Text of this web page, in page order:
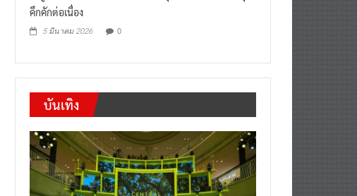
คึกคักต่อเนื่อง
5 มีนาคม 2026 0
บันเทิง